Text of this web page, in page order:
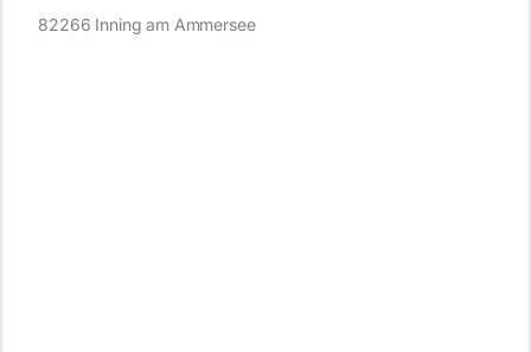
82266 Inning am Ammersee